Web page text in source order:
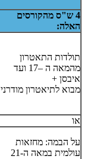
4 ש"ס מהקורסים
האלה:
תולדות התאטרון
מהמאה ה –17 ועד
איבסן +
מבוא לתיאטרון מודרני
או
על הבמה: מחזאות
עולמית במאה ה-21